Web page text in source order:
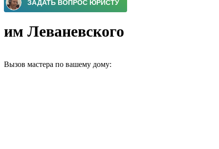
им Леваневского
Вызов мастера по вашему дому: